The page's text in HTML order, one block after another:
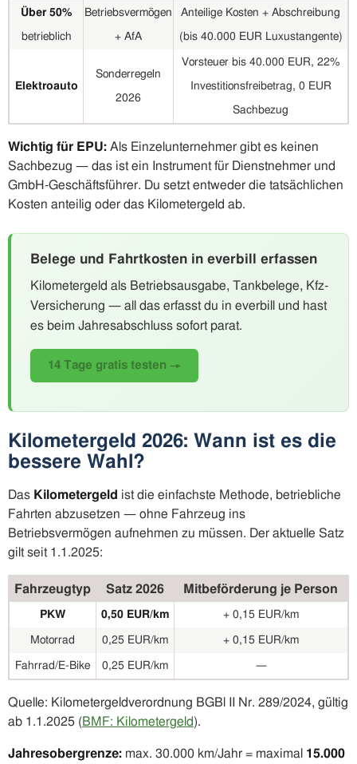
Über 50%
betrieblich
Betriebsvermögen
+ AfA
Anteilige Kosten + Abschreibung
(bis 40.000 EUR Luxustangente)
Elektroauto
Sonderregeln
2026
Vorsteuer bis 40.000 EUR, 22%
Investitionsfreibetrag, 0 EUR
Sachbezug
Wichtig für EPU: Als Einzelunternehmer gibt es keinen
Sachbezug — das ist ein Instrument für Dienstnehmer und
GmbH-Geschäftsführer. Du setzt entweder die tatsächlichen
Kosten anteilig oder das Kilometergeld ab.
Belege und Fahrtkosten in everbill erfassen
Kilometergeld als Betriebsausgabe, Tankbelege, Kfz-
Versicherung — all das erfasst du in everbill und hast
es beim Jahresabschluss sofort parat.
14 Tage gratis testen →
Kilometergeld 2026: Wann ist es die
bessere Wahl?
Das Kilometergeld ist die einfachste Methode, betriebliche
Fahrten abzusetzen — ohne Fahrzeug ins
Betriebsvermögen aufnehmen zu müssen. Der aktuelle Satz
gilt seit 1.1.2025:
Fahrzeugtyp Satz 2026 Mitbeförderung je Person
PKW 0,50 EUR/km + 0,15 EUR/km
Motorrad 0,25 EUR/km + 0,15 EUR/km
Fahrrad/E-Bike 0,25 EUR/km —
Quelle: Kilometergeldverordnung BGBl II Nr. 289/2024, gültig
ab 1.1.2025 (BMF: Kilometergeld).
Jahresobergrenze: max. 30.000 km/Jahr = maximal 15.000